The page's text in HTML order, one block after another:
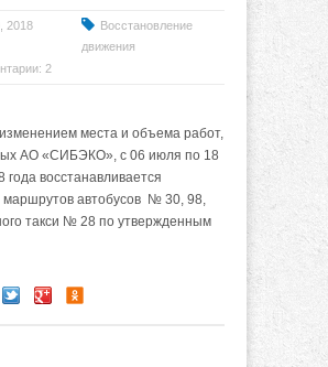
2018
Восстановление
движения
2
изменением места и объема работ,
АО «СИБЭКО», с 06 июля по 18
года восстанавливается
автобусов № 30, 98,
такси № 28 по утвержденным